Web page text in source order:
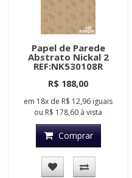
Papel de Parede
Abstrato Nickal 2
REF:NK530108R
R$ 188,00
em 18x de R$ 12,96 iguais
ou R$ 178,60 à vista
Comprar